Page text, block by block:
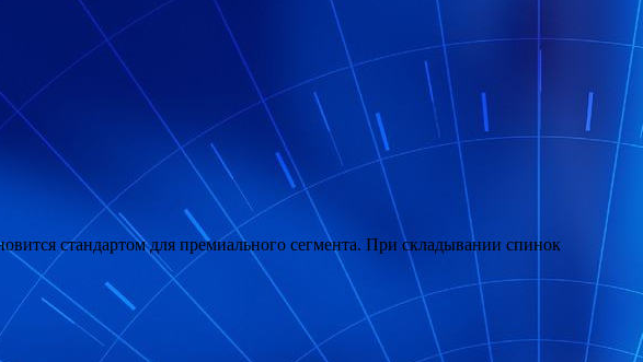
стандартом для премиального сегмента. При складывании спинок